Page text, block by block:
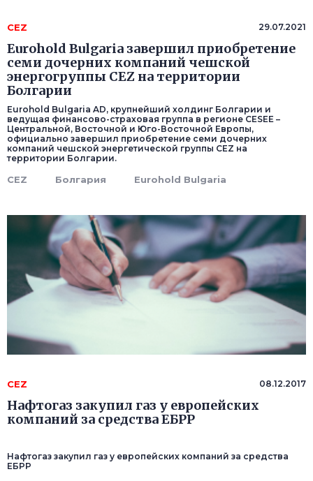
CEZ 29.07.2021
Еurohold Bulgaria завершил приобретение
семи дочерних компаний чешской
энергогруппы CEZ на территории
Болгарии
Еurohold Bulgaria AD, крупнейший холдинг Болгарии и
ведущая финансово-страховая группа в регионе CESEE –
Центральной, Восточной и Юго-Восточной Европы,
официально завершил приобретение семи дочерних
компаний чешской энергетической группы CEZ на
территории Болгарии.
CEZ Болгария Еurohold Bulgaria
CEZ 08.12.2017
Нафтогаз закупил газ у европейских
компаний за средства ЕБРР
Нафтогаз закупил газ у европейских компаний за средства
ЕБРР